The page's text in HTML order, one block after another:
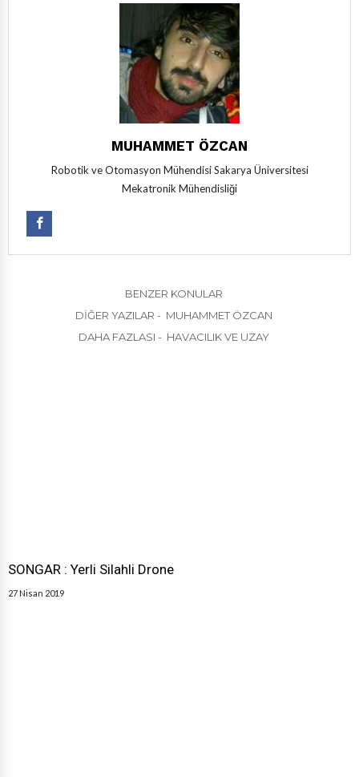
MUHAMMET ÖZCAN
Robotik ve Otomasyon Mühendisi Sakarya Üniversitesi
Mekatronik Mühendisliği
BENZER KONULAR
DIĞER YAZILAR - MUHAMMET ÖZCAN
DAHA FAZLASI - HAVACILIK VE UZAY
SONGAR : Yerli Silahli Drone
27 Nisan 2019